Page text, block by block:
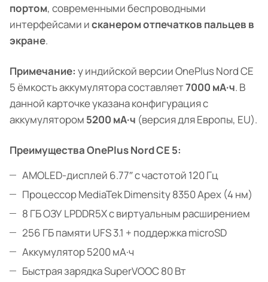
портом, современными беспроводными
интерфейсами исканером отпечатков пальцев в
экране.
Примечание: у индийской версии OnePlus Nord CE
5 ёмкость аккумулятора составляет7000 мА·ч. В
данной карточке указана конфигурация с
аккумулятором 5200 мА·ч (версия для Европы, EU).
Преимущества OnePlus Nord CE 5:
AMOLED-дисплей 6.77″ с частотой 120 Гц
Процессор MediaTek Dimensity 8350 Apex (4 нм)
8 ГБ ОЗУ LPDDR5X с виртуальным расширением
256 ГБ памяти UFS 3.1 + поддержка microSD
Аккумулятор 5200 мА·ч
Быстрая зарядка SuperVOOC 80 Вт